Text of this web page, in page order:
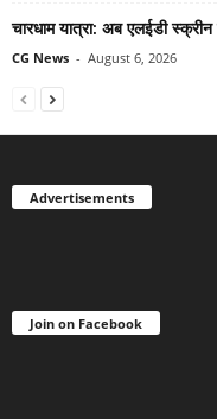
चारधाम यात्रा: अब एलईडी
CG News - August 6, 2026
Advertisements
Join on Facebook